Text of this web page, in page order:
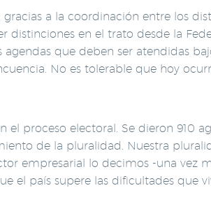
a la coordinación entre los
en el trato desde la
que deben ser atendidas
No es tolerable que hoy
proceso electoral. Se dieron 910
de la pluralidad. Nuestra
empresarial lo decimos -una vez
el país supere las dificultades que